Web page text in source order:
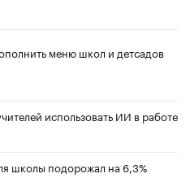
меню школ и детсадов
использовать ИИ в работе
школы подорожал на 6,3%